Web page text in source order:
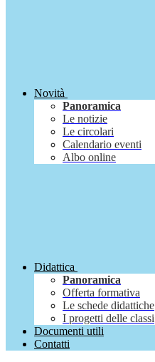
Novità
Panoramica
Le notizie
Le circolari
Calendario eventi
Albo online
Didattica
Panoramica
Offerta formativa
Le schede didattiche
I progetti delle classi
Documenti utili
Contatti